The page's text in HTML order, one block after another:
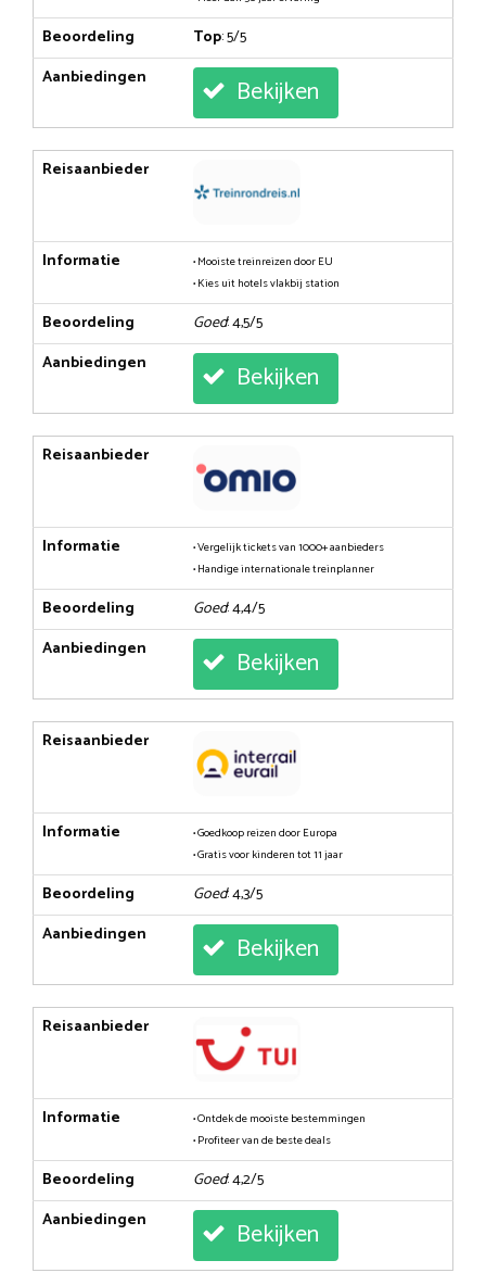
Beoordeling Top: 5/5
Aanbiedingen
Bekijken
Reisaanbieder
Informatie
• Mooiste treinreizen door EU
• Kies uit hotels vlakbij station
Beoordeling Goed: 4,5/5
Aanbiedingen
Bekijken
Reisaanbieder
Informatie
• Vergelijk tickets van 1000+ aanbieders
• Handige internationale treinplanner
Beoordeling Goed: 4,4/5
Aanbiedingen
Bekijken
Reisaanbieder
Informatie
• Goedkoop reizen door Europa
• Gratis voor kinderen tot 11 jaar
Beoordeling Goed: 4,3/5
Aanbiedingen
Bekijken
Reisaanbieder
Informatie
• Ontdek de mooiste bestemmingen
• Profiteer van de beste deals
Beoordeling Goed: 4,2/5
Aanbiedingen
Bekijken